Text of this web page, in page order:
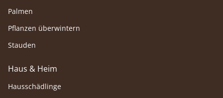
Palmen
Pflanzen überwintern
Stauden
Haus & Heim
Hausschädlinge